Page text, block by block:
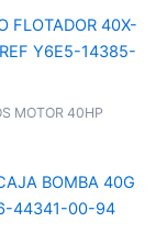
MOTOR 40HP